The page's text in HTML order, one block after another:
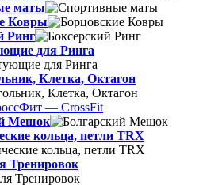
маты
Ковры
Ринг
для Ринга
Клетка, Октагон
— CrossFit
Мешок
кольца, петли TRX
Тренировок